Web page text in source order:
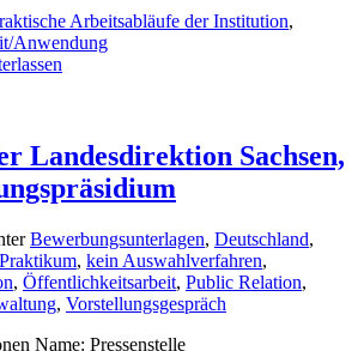
Arbeitsabläufe der Institution,
Anwendung
Landesdirektion Sachsen,
Bewerbungsunterlagen, Deutschland,
, kein Auswahlverfahren,
, Öffentlichkeitsarbeit, Public Relation,
, Vorstellungsgespräch
Name: Pressenstelle